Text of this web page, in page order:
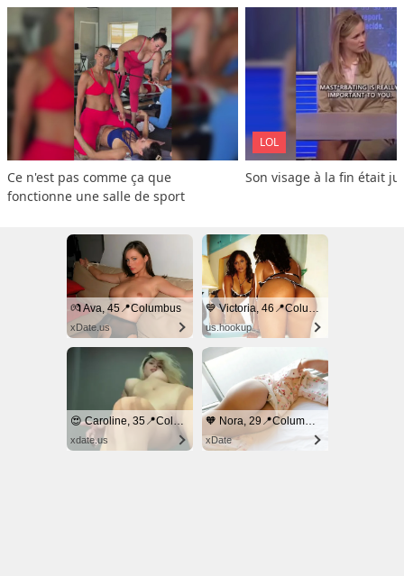
Ce n'est pas comme ça que
fonctionne une salle de sport
LOL
Son visage à la fin était